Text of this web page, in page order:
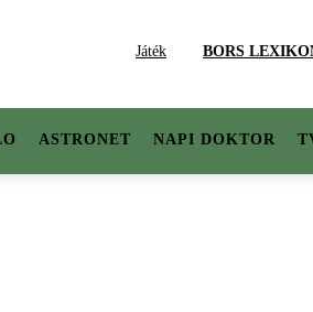
Játék BORS
ASTRONET NAPI DOKTOR